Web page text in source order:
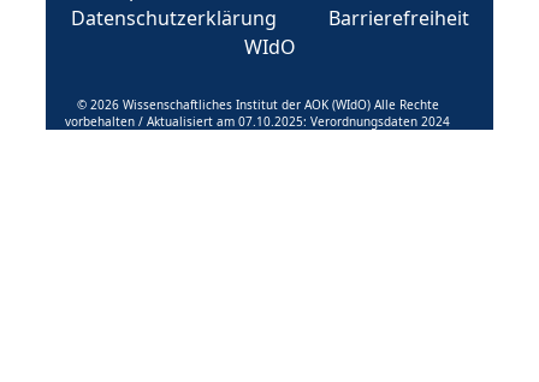
Datenschutzerklärung
Barrierefreiheit
WIdO
© 2026 Wissenschaftliches Institut der AOK (WIdO) Alle Rechte
vorbehalten / Aktualisiert am 07.10.2025: Verordnungsdaten 2024